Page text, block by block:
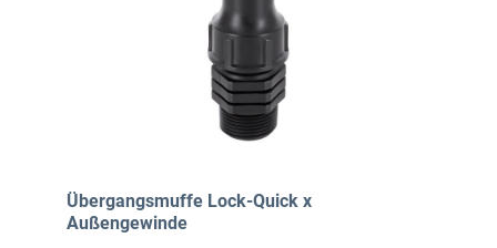
Übergangsmuffe Lock-Quick x
Außengewinde